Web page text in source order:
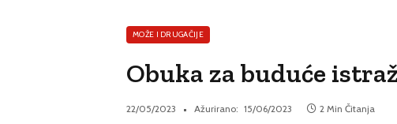
MOŽE I DRUGAČIJE
Obuka za buduće
22/05/2023 Ažurirano: 15/06/2023 2 Min Čitanja